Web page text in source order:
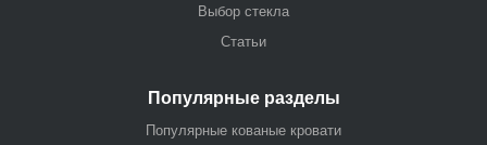
Выбор стекла
Статьи
Популярные разделы
Популярные кованые кровати